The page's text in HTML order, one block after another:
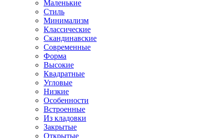
Маленькие
Стиль
Минимализм
Классические
Скандинавские
Современные
Форма
Высокие
Квадратные
Угловые
Низкие
Особенности
Встроенные
Из кладовки
Закрытые
Открытые